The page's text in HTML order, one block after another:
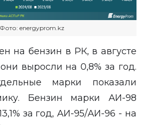
Фото: energyprom.kz
на бензин в РК, в августе
выросли на 0,8% за год.
марки показали
Бензин марки АИ-98
за год, АИ-95/АИ-96 - на